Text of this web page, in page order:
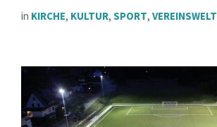
in KIRCHE, KULTUR, SPORT, VEREINSWELT